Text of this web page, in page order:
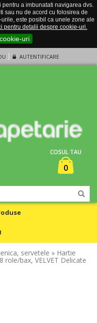
a imbunatati navigarea dvs.
sau nu de acord cu folosirea de
este posibil ca unele zone ale
pentru detalii despre cookie-uri.
uri
AUTENTIFICARE
COSUL TAU
0
servetele » Hartie
role/bax, VELVET Delicate